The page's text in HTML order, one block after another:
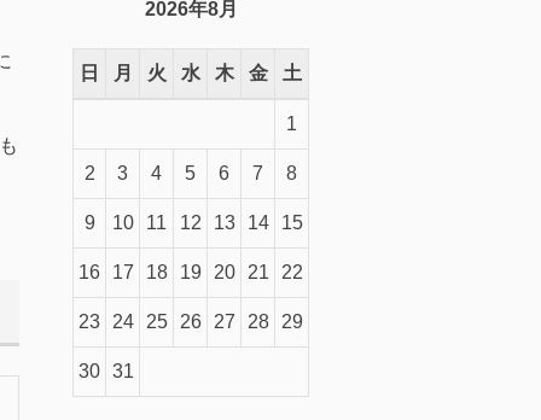
2026年8月
日 月 火 水 木 金 土
1
2 3 4 5 6 7 8
9 10 11 12 13 14 15
16 17 18 19 20 21 22
23 24 25 26 27 28 29
30 31